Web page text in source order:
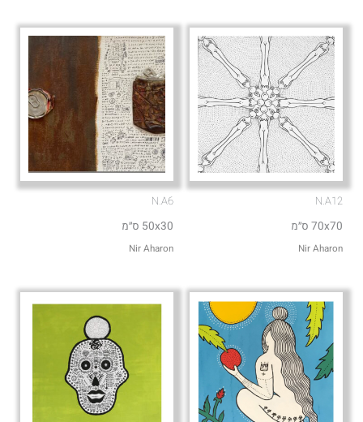
p
e
N.A12
70x70 ס״מ
Nir Aharon
N.A6
50x30 ס״מ
Nir Aharon